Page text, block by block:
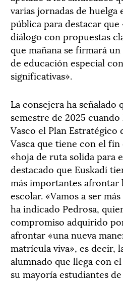
varias jornadas de huelga
pública para destacar
diálogo con propuestas
que mañana se firmará
de educación especial
significativas».
La consejera ha señalado
semestre de 2025
Vasco el Plan Estratégico
Vasca que tiene con el
«hoja de ruta solida para
destacado que Euskadi
más importantes afrontar
escolar. «Vamos a ser
ha indicado Pedrosa,
compromiso adquirido
afrontar «una nueva
matrícula viva», es decir,
alumnado que llega con
su mayoría estudiantes